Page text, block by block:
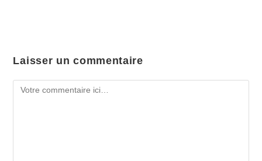
Laisser un commentaire